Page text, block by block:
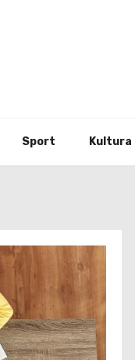
Sport Kultura